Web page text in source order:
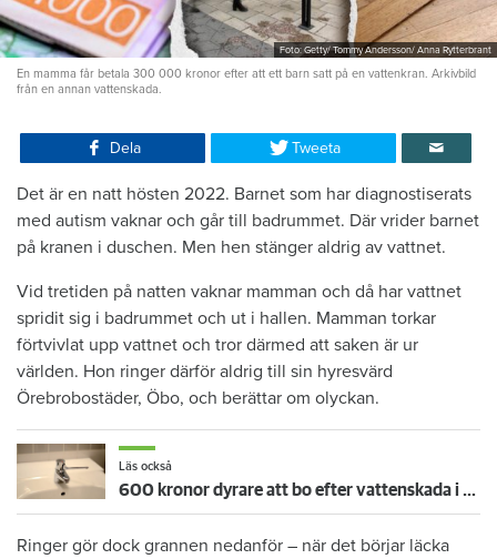
Foto: Getty/ Tommy Andersson/ Anna Rytterbrant
En mamma får betala 300 000 kronor efter att ett barn satt på en vattenkran. Arkivbild
från en annan vattenskada.
Dela Tweeta
Det är en natt hösten 2022. Barnet som har diagnostiserats
med autism vaknar och går till badrummet. Där vrider barnet
på kranen i duschen. Men hen stänger aldrig av vattnet.
Vid tretiden på natten vaknar mamman och då har vattnet
spridit sig i badrummet och ut i hallen. Mamman torkar
förtvivlat upp vattnet och tror därmed att saken är ur
världen. Hon ringer därför aldrig till sin hyresvärd
Örebrobostäder, Öbo, och berättar om olyckan.
Läs också
600 kronor dyrare att bo efter vattenskada i Varberg
Ringer gör dock grannen nedanför – när det börjar läcka